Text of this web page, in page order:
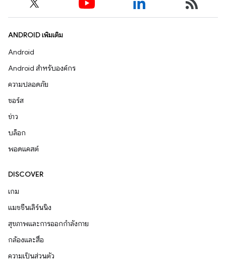
ANDROID เพิ่มเติม
Android
Android สำหรับองค์กร
ความปลอดภัย
ซอร์ส
ข่าว
บล็อก
พอดแคสต์
DISCOVER
เกม
แมชชีนเลิร์นนิง
สุขภาพและการออกกำลังกาย
กล้องและสื่อ
ความเป็นส่วนตัว